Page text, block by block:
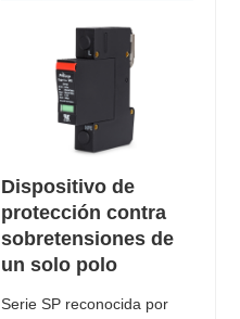
Dispositivo de
protección contra
sobretensiones de
un solo polo
Serie SP reconocida por